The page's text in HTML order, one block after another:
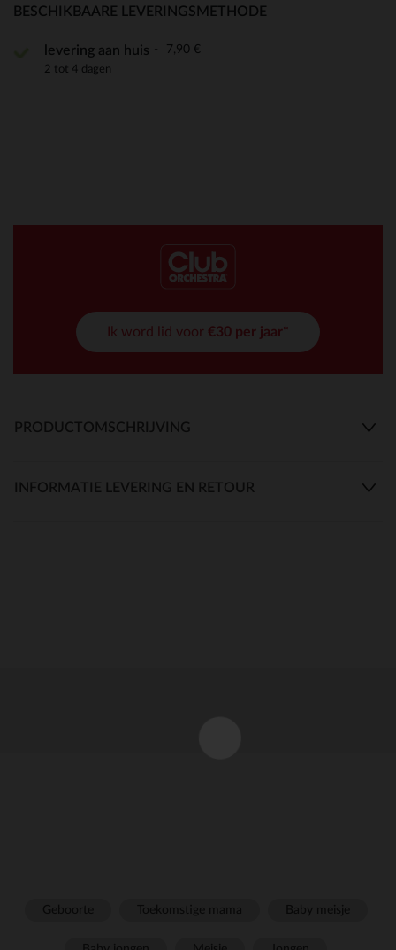
BESCHIKBAARE LEVERINGSMETHODE
levering aan huis 7,90 €
2 tot 4 dagen
Ik word lid voor €30 per jaar*
PRODUCTOMSCHRIJVING
INFORMATIE LEVERING EN RETOUR